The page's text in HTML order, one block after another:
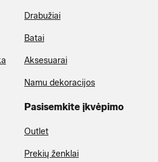
Drabužiai
Batai
Aksesuarai
Namu dekoracijos
Pasisemkite įkvėpimo
Outlet
Prekių ženklai